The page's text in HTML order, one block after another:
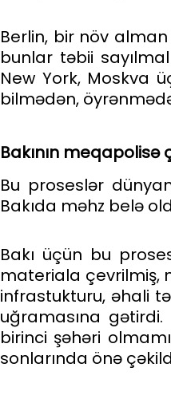
Berlin, bir növ
bunlar təbii
New York, Moskva
bilmədən,
Bakının meqapolisə
Bu proseslər
Bakıda məhz belə
Bakı üçün bu
materiala çevrilmiş,
infrastukturu, əhali
uğramasına
birinci şəhəri
sonlarında önə